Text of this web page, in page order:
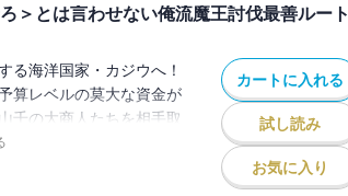
＞とは言わせない俺流魔王討伐最善ルート
る海洋国家・カジウへ！
算レベルの莫大な資金が
千の大商人たちを相手取
を立ち上げて!?金と海賊
カートに入れる
試し読み
お気に入り